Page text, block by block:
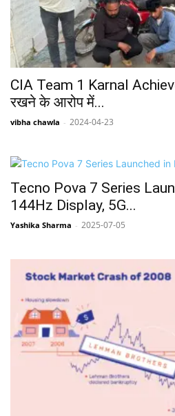
CIA Team 1 Karnal
रखने के आरोप में...
vibha chawla - 2024-04-23
Tecno Pova 7 Series
144Hz Display, 5G...
Yashika Sharma - 2025-07-05